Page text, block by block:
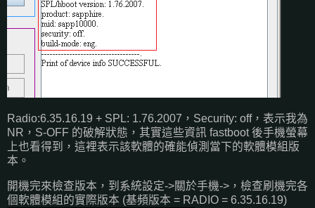
Radio:6.35.16.19 + SPL: 1.76.2007，Security: off，表示我為
NR，S-OFF 的破解狀態，其實這些資訊 fastboot 後手機螢幕
上也看得到，這裡表示該軟體的確能偵測當下的軟體模組版
本。
開機完來檢查版本，到系統設定->關於手機->，檢查刷機完各
個軟體模組的實際版本 (基頻版本 = RADIO = 6.35.16.19)